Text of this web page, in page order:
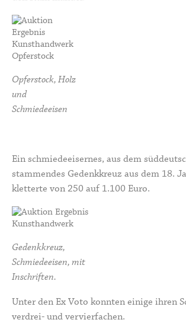
Opferstock, Holz
und
Schmiedeeisen
Ein schmiedeeisernes, aus dem
stammendes Gedenkkreuz aus dem 18.
kletterte von 250 auf 1.100 Euro.
Gedenkkreuz,
Schmiedeeisen, mit
Inschriften.
Unter den Ex Voto konnten einige ihren
verdrei- und vervierfachen.